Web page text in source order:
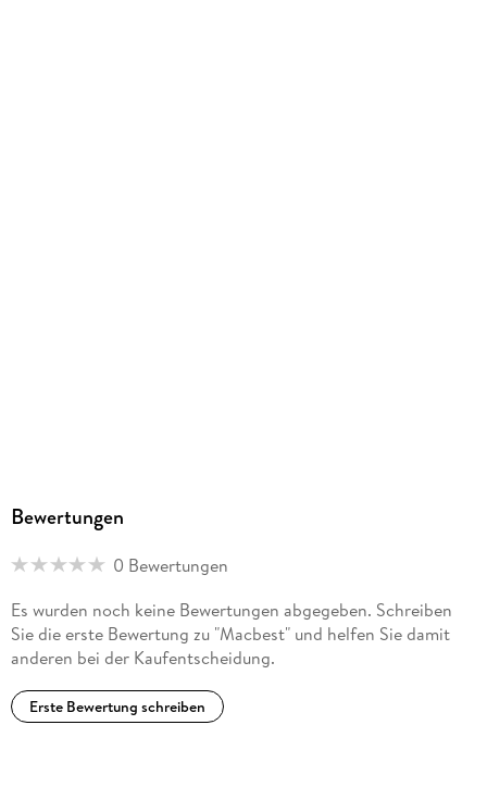
Bewertungen
0 Bewertungen
Es wurden noch keine Bewertungen abgegeben. Schreiben
Sie die erste Bewertung zu "Macbest" und helfen Sie damit
anderen bei der Kaufentscheidung.
Erste Bewertung schreiben